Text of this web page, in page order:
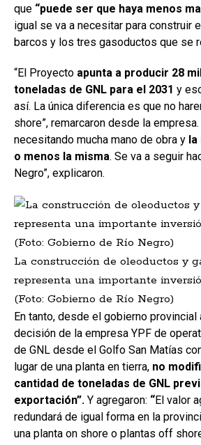
que “puede ser que haya menos
igual se va a necesitar para construir
barcos y los tres gasoductos que se
“El Proyecto apunta a producir 28
toneladas de GNL para el 2031 y
así. La única diferencia es que no
shore”, remarcaron desde la
necesitando mucha mano de obra y
o menos la misma. Se va a seguir
Negro”, explicaron.
La construcción de oleoductos y
representa una importante
(Foto: Gobierno de Río Negro)
En tanto, desde el gobierno provincial
decisión de la empresa YPF de
de GNL desde el Golfo San Matías
lugar de una planta en tierra, no
cantidad de toneladas de GNL
exportación”. Y agregaron: “El valor
redundará de igual forma en la
una planta on shore o plantas off